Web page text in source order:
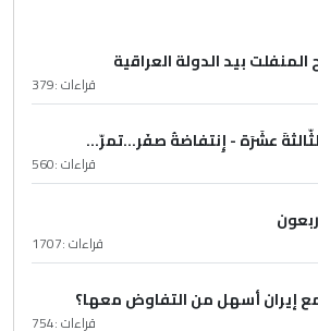
بيد الدولة العراقية
قراءات :379
عشَرَة - إِنتفاضةُ صفَر…تمرّ...
قراءات :560
قراءات :1707
مع إيران أسهل من التفاوض معها؟
قراءات :754